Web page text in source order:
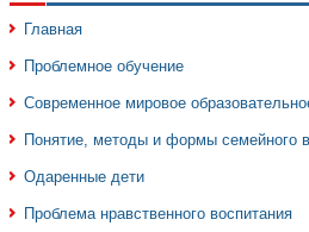
Главная
Проблемное обучение
Современное мировое
Понятие, методы и формы семейного
Одаренные дети
Проблема нравственного воспитания